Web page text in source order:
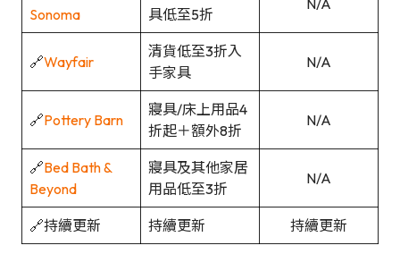
Sonoma
具低至5折
N/A
🔗Wayfair
清貨低至3折入
手家具
N/A
🔗Pottery Barn
寢具/床上用品4
折起＋額外8折
N/A
🔗Bed Bath &
Beyond
寢具及其他家居
用品低至3折
N/A
🔗持續更新 持續更新 持續更新